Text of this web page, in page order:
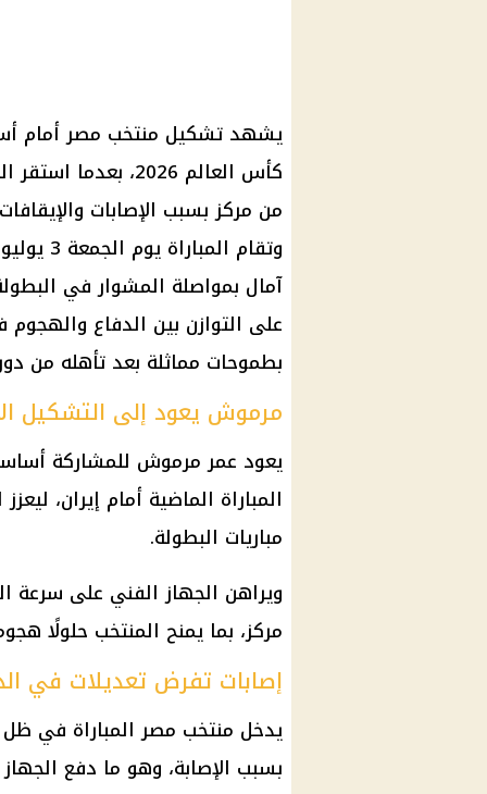
كأس العالم 2026،
من مركز بسبب الإصابات
وتقام
على التوازن بين الدفاع
بطموحات مماثلة بعد تأهله من
مرموش يعود إلى التشكيل
يعود عمر مرموش للمشاركة
المباراة الماضية أمام إيران،
مباريات البطولة.
ويراهن الجهاز الفني على سرعة
مركز، بما يمنح المنتخب حلولًا
إصابات تفرض تعديلات في
يدخل منتخب مصر المباراة في
بسبب الإصابة، وهو ما دفع